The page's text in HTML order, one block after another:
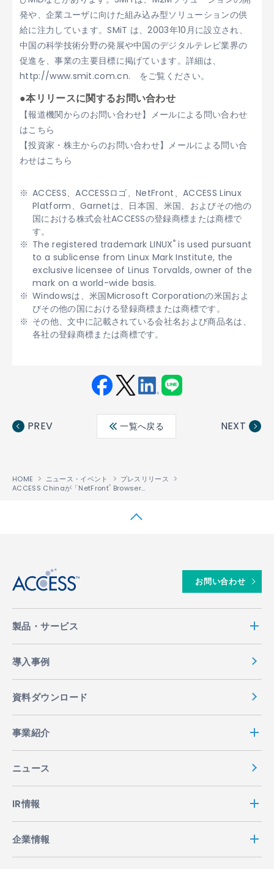
発や、企業ユーザに向けた組み込み型ソリューションの供
給に注力しています。SMiT は、2003年10月に設立され、
中国の科学技術分野の発展や中国のデジタルテレビ業界の
促進を、事業の主要目標に掲げています。詳細は、
http://www.smit.com.cn. をご覧ください。
●本リリースに関するお問い合わせ
【報道機関からのお問い合わせ】メールによる問い合わせ
はこちら
【投資家・株主からのお問い合わせ】メールによる問い合
わせはこちら
ACCESS、ACCESSロゴ、NetFront、ACCESS Linux
Platform、Garnetは、日本国、米国、およびその他の
国における株式会社ACCESSの登録商標または商標で
す。
The registered trademark LINUX®is used pursuant
to a sublicense from Linux Mark Institute, the
exclusive licensee of Linus Torvalds, owner of the
mark on a world-wide basis.
Windowsは、米国Microsoft Corporationの米国およ
びその他の国における登録商標または商標です。
その他、文中に記載されている会社名および商品名は、
各社の登録商標または商標です。
ebo ter
edin
PREV 一覧へ戻る NEXT
HOME ニュース・イベント
プレスリリース
ACCESS Chinaが「NetFront® Browser v3.5」をSMiTの携帯情報端末に提供
お問い合わせ
製品・サービス
導入事例
資料ダウンロード
事業紹介
ニュース
IR情報
企業情報